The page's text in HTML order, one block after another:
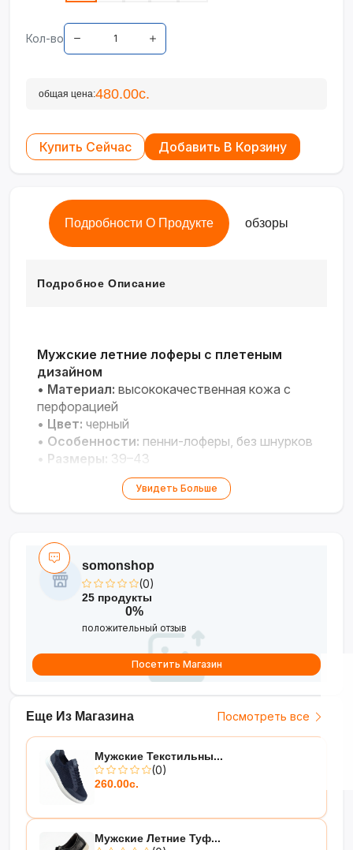
Кол-во
общая цена:480.00с.
Купить Сейчас Добавить В Корзину
Подробности О Продукте обзоры
Подробное Описание
Мужские летние лоферы с плетеным
дизайном
• Материал: высококачественная кожа с
перфорацией
• Цвет: черный
• Особенности: пенни-лоферы, без шнурков
• Размеры: 39–43
Стильная и дышащая модель для летнего
Увидеть Больше
Еще Из Магазина Посмотреть все
Мужские Текстильны...
(0)
260.00с.
Мужские Летние Туф...
somonshop
(0)
25 продукты
0%
положительный отзыв
Посетить Магазин